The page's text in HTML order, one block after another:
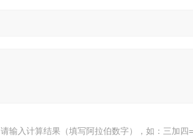
请输入计算结果（填写阿拉伯数字），如：三加四